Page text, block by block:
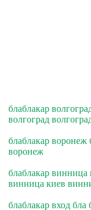
блаблакар
волгоград
блаблакар
воронеж
блаблакар
винница киев
блаблакар вход бла